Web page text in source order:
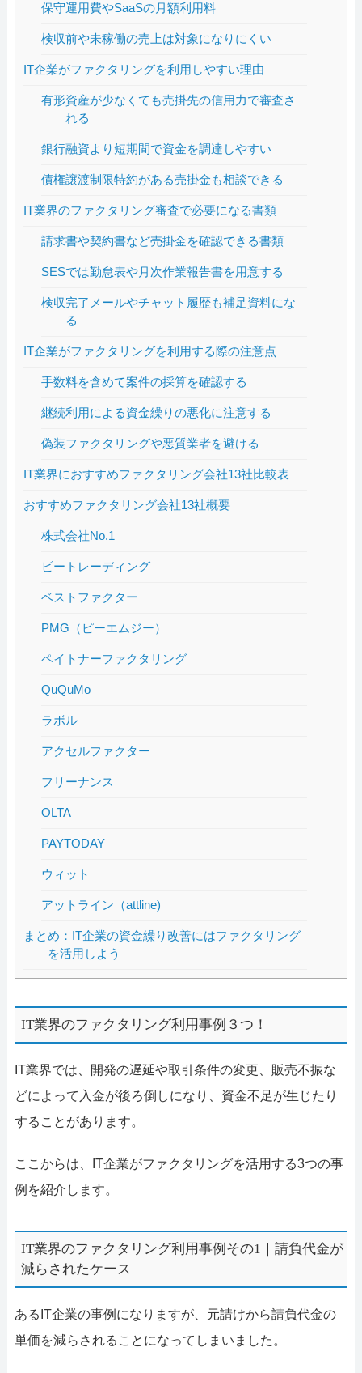
保守運用費やSaaSの月額利用料
検収前や未稼働の売上は対象になりにくい
IT企業がファクタリングを利用しやすい理由
有形資産が少なくても売掛先の信用力で審査さ
れる
銀行融資より短期間で資金を調達しやすい
債権譲渡制限特約がある売掛金も相談できる
IT業界のファクタリング審査で必要になる書類
請求書や契約書など売掛金を確認できる書類
SESでは勤怠表や月次作業報告書を用意する
検収完了メールやチャット履歴も補足資料にな
る
IT企業がファクタリングを利用する際の注意点
手数料を含めて案件の採算を確認する
継続利用による資金繰りの悪化に注意する
偽装ファクタリングや悪質業者を避ける
IT業界におすすめファクタリング会社13社比較表
おすすめファクタリング会社13社概要
株式会社No.1
ビートレーディング
ベストファクター
PMG（ピーエムジー）
ペイトナーファクタリング
QuQuMo
ラボル
アクセルファクター
フリーナンス
OLTA
PAYTODAY
ウィット
アットライン（attline)
まとめ：IT企業の資金繰り改善にはファクタリング
を活用しよう
IT業界のファクタリング利用事例３つ！
IT業界では、開発の遅延や取引条件の変更、販売不振な
どによって入金が後ろ倒しになり、資金不足が生じたり
することがあります。
ここからは、IT企業がファクタリングを活用する3つの事
例を紹介します。
IT業界のファクタリング利用事例その1｜請負代金が
減らされたケース
あるIT企業の事例になりますが、元請けから請負代金の
単価を減らされることになってしまいました。